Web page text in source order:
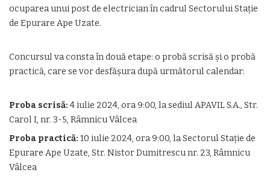
ocuparea unui post de electrician în cadrul Sectorului Stație
de Epurare Ape Uzate.
Concursul va consta în două etape: o probă scrisă și o probă
practică, care se vor desfășura după următorul calendar:
Proba scrisă:4 iulie 2024, ora 9:00, la sediul APAVIL S.A., Str.
Carol I, nr. 3-5, Râmnicu Vâlcea
Proba practică: 10 iulie 2024, ora 9:00, la Sectorul Stație de
Epurare Ape Uzate, Str. Nistor Dumitrescu nr. 23, Râmnicu
Vâlcea